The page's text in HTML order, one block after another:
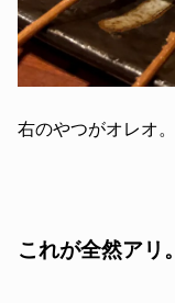
右のやつがオレオ。
これが全然アリ。